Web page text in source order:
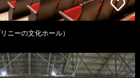
ニーの文化ホール）